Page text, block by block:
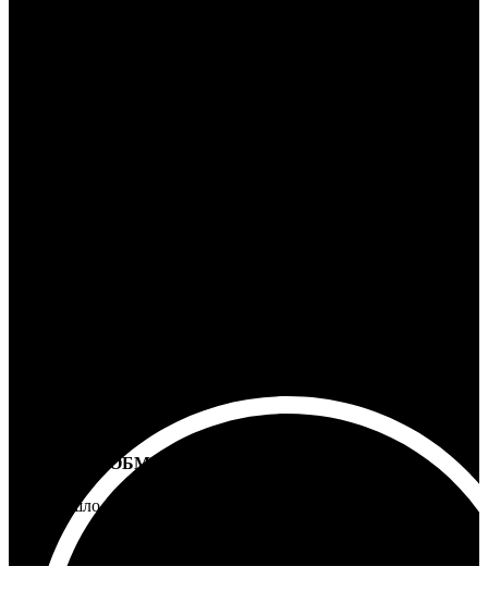
ВОЗВРАТ И ОБМЕН
Не подошло - вернем деньги